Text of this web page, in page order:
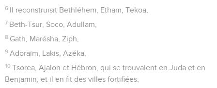
6 Il reconstruisit Bethléhem, Etham, Tekoa,
7 Beth-Tsur, Soco, Adullam,
8 Gath, Marésha, Ziph,
9 Adoraïm, Lakis, Azéka,
10 Tsorea, Ajalon et Hébron, qui se trouvaient en Juda et en
Benjamin, et il en fit des villes fortifiées.